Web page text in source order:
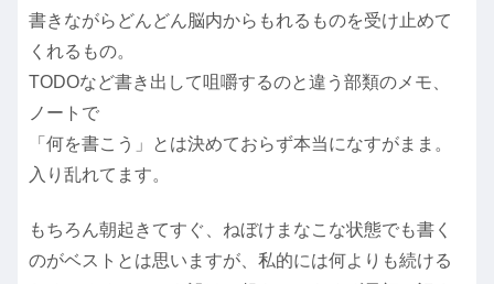
書きながらどんどん脳内からもれるものを受け止めて
くれるもの。
TODOなど書き出して咀嚼するのと違う部類のメモ、
ノートで
「何を書こう」とは決めておらず本当になすがまま。
入り乱れてます。
もちろん朝起きてすぐ、ねぼけまなこな状態でも書く
のがベストとは思いますが、私的には何よりも続ける